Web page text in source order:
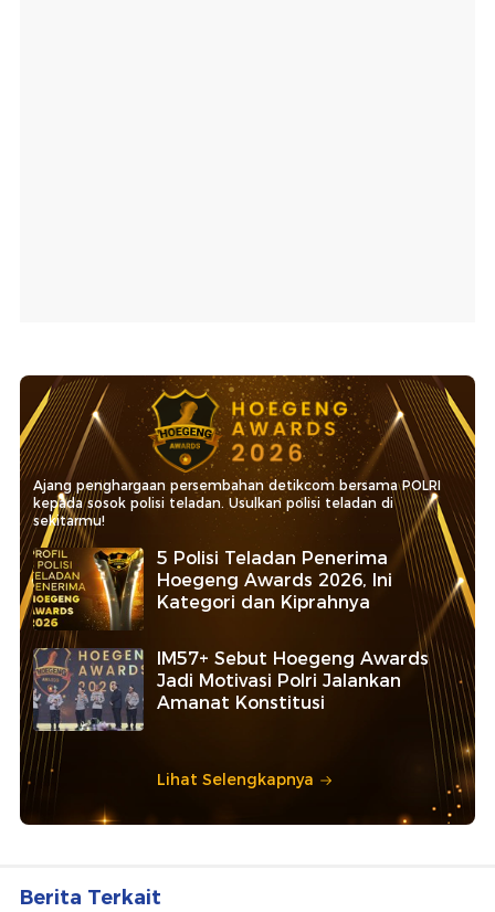
Ajang penghargaan persembahan detikcom bersama POLRI
kepada sosok polisi teladan. Usulkan polisi teladan di
sekitarmu!
5 Polisi Teladan Penerima
Hoegeng Awards 2026, Ini
Kategori dan Kiprahnya
IM57+ Sebut Hoegeng Awards
Jadi Motivasi Polri Jalankan
Amanat Konstitusi
Lihat Selengkapnya
Berita Terkait